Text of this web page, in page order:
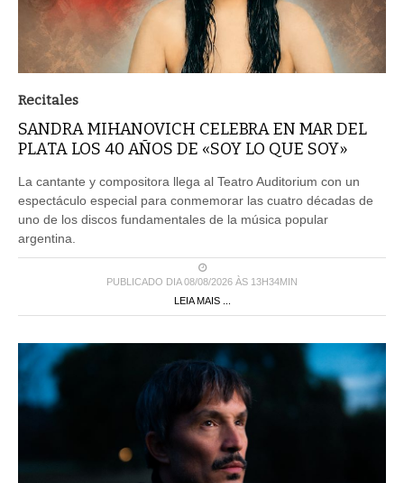
Recitales
SANDRA MIHANOVICH CELEBRA EN MAR DEL
PLATA LOS 40 AÑOS DE «SOY LO QUE SOY»
La cantante y compositora llega al Teatro Auditorium con un
espectáculo especial para conmemorar las cuatro décadas de
uno de los discos fundamentales de la música popular
argentina.
PUBLICADO DIA 08/08/2026 ÀS 13H34MIN
LEIA MAIS ...